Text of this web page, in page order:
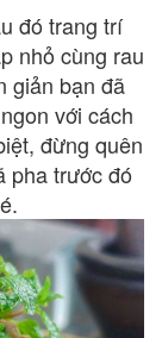
đó trang trí
nhỏ cùng rau
giản bạn đã
với cách
đừng quên
pha trước đó